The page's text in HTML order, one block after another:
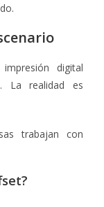
digital
La realidad es
trabajan con